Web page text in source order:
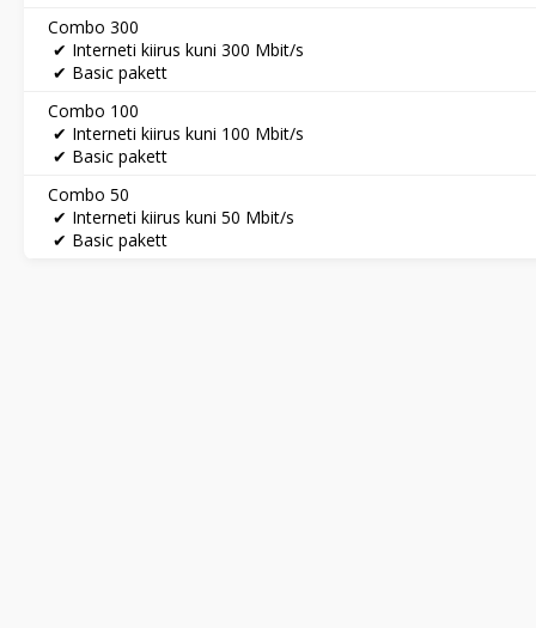
Combo 300
✔ Interneti kiirus kuni 300 Mbit/s
✔ Basic pakett
Combo 100
✔ Interneti kiirus kuni 100 Mbit/s
✔ Basic pakett
Combo 50
✔ Interneti kiirus kuni 50 Mbit/s
✔ Basic pakett